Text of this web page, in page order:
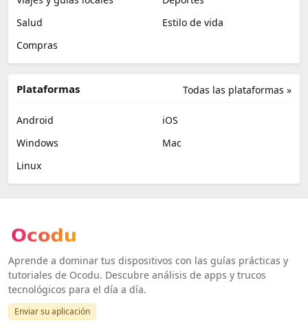
Salud
Estilo de vida
Compras
Todas las plataformas »
Plataformas
Android
iOS
Windows
Mac
Linux
Aprende a dominar tus dispositivos con las guías prácticas y
tutoriales de Ocodu. Descubre análisis de apps y trucos
tecnológicos para el día a día.
Enviar su aplicación